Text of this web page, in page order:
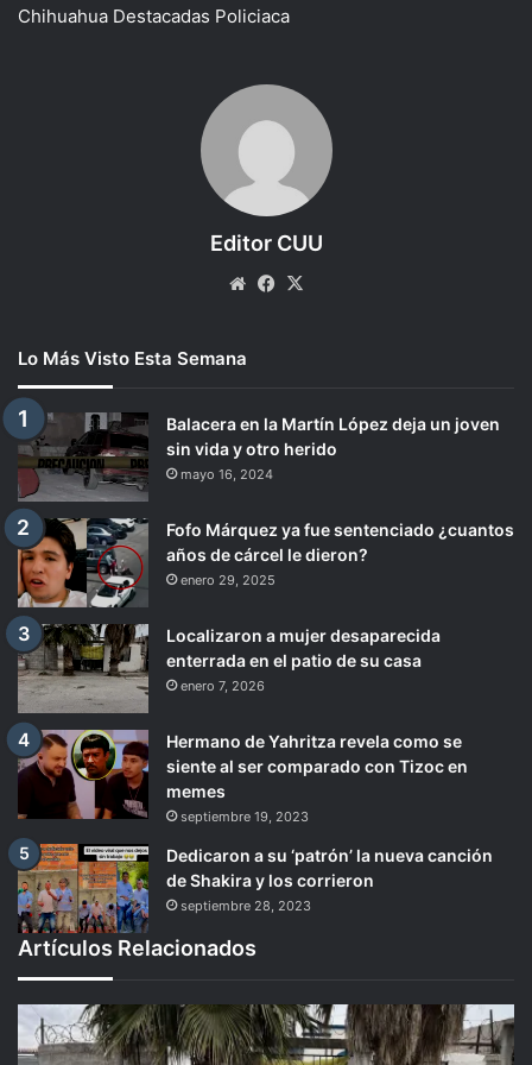
Chihuahua Destacadas Policiaca
Editor CUU
WebsiteFacebook
Lo Más Visto Esta Semana
Balacera en la Martín López deja un joven
sin vida y otro herido
mayo 16, 2024
Fofo Márquez ya fue sentenciado ¿cuantos
años de cárcel le dieron?
enero 29, 2025
Localizaron a mujer desaparecida
enterrada en el patio de su casa
enero 7, 2026
Hermano de Yahritza revela como se
siente al ser comparado con Tizoc en
memes
septiembre 19, 2023
Dedicaron a su ‘patrón’ la nueva canción
de Shakira y los corrieron
septiembre 28, 2023
Artículos Relacionados